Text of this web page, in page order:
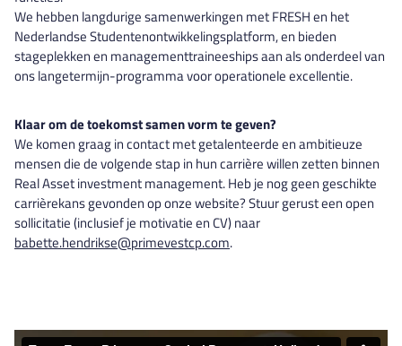
We hebben langdurige samenwerkingen met FRESH en het
Nederlandse Studentenontwikkelingsplatform, en bieden
stageplekken en managementtraineeships aan als onderdeel van
ons langetermijn-programma voor operationele excellentie.
Klaar om de toekomst samen vorm te geven?
We komen graag in contact met getalenteerde en ambitieuze
mensen die de volgende stap in hun carrière willen zetten binnen
Real Asset investment management. Heb je nog geen geschikte
carrièrekans gevonden op onze website? Stuur gerust een open
sollicitatie (inclusief je motivatie en CV) naar
babette.hendrikse@primevestcp.com.